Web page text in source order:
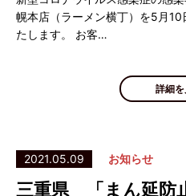
幌本店（ラーメン横丁）を5月
たします。 お客…
詳細を
2021.05.09 お知らせ
三重県 「まん延防